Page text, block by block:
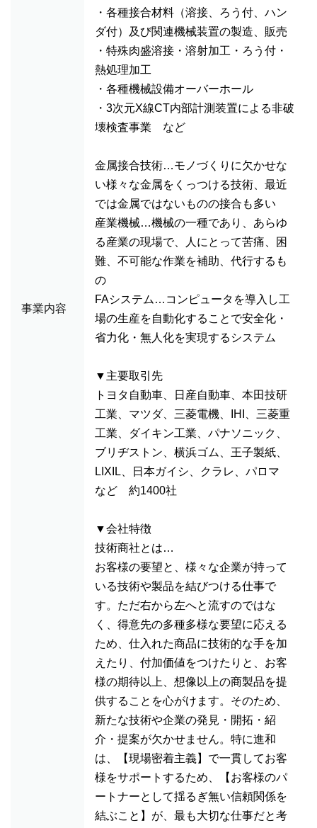
事業内容
・各種接合材料（溶接、ろう付、ハン
ダ付）及び関連機械装置の製造、販売
・特殊肉盛溶接・溶射加工・ろう付・
熱処理加工
・各種機械設備オーバーホール
・3次元X線CT内部計測装置による非破
壊検査事業 など
金属接合技術…モノづくりに欠かせな
い様々な金属をくっつける技術、最近
では金属ではないものの接合も多い
産業機械…機械の一種であり、あらゆ
る産業の現場で、人にとって苦痛、困
難、不可能な作業を補助、代行するも
の
FAシステム…コンピュータを導入し工
場の生産を自動化することで安全化・
省力化・無人化を実現するシステム
▼主要取引先
トヨタ自動車、日産自動車、本田技研
工業、マツダ、三菱電機、IHI、三菱重
工業、ダイキン工業、パナソニック、
ブリヂストン、横浜ゴム、王子製紙、
LIXIL、日本ガイシ、クラレ、パロマ
など 約1400社
▼会社特徴
技術商社とは…
お客様の要望と、様々な企業が持って
いる技術や製品を結びつける仕事で
す。ただ右から左へと流すのではな
く、得意先の多種多様な要望に応える
ため、仕入れた商品に技術的な手を加
えたり、付加価値をつけたりと、お客
様の期待以上、想像以上の商製品を提
供することを心がけます。そのため、
新たな技術や企業の発見・開拓・紹
介・提案が欠かせません。特に進和
は、【現場密着主義】で一貫してお客
様をサポートするため、【お客様のパ
ートナーとして揺るぎ無い信頼関係を
結ぶこと】が、最も大切な仕事だと考